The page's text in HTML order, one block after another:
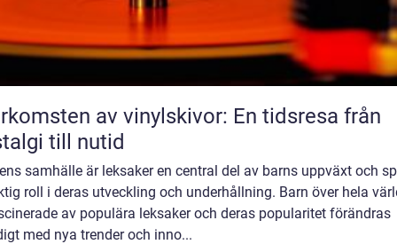
av vinylskivor: En tidsresa från
till nutid
samhälle är leksaker en central del av barns uppväxt och
roll i deras utveckling och underhållning. Barn över hela
av populära leksaker och deras popularitet förändras
med nya trender och inno...